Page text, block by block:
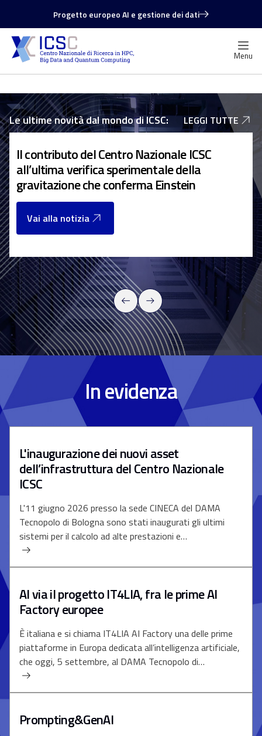
Le Big Ideas per la didattica HPC
Menu
Le ultime novità dal mondo di ICSC: LEGGI TUTTE
Il contributo del Centro Nazionale ICSC
all’ultima verifica sperimentale della
gravitazione che conferma Einstein
Vai alla notizia
In evidenza
L'inaugurazione dei nuovi asset
dell’infrastruttura del Centro Nazionale
ICSC
L'11 giugno 2026 presso la sede CINECA del DAMA
Tecnopolo di Bologna sono stati inaugurati gli ultimi
sistemi per il calcolo ad alte prestazioni e…
Al via il progetto IT4LIA, fra le prime AI
Factory europee
È italiana e si chiama IT4LIA AI Factory una delle prime
piattaforme in Europa dedicata all’intelligenza artificiale,
che oggi, 5 settembre, al DAMA Tecnopolo di…
Prompting&GenAI